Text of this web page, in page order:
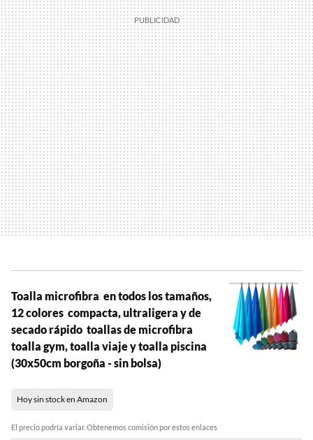
Toalla microfibra  en todos los tamaños,
12 colores  compacta, ultraligera y de
secado rápido  toallas de microfibra 
toalla gym, toalla viaje y toalla piscina
(30x50cm borgoña - sin bolsa)
Hoy sin stock en Amazon
El precio podría variar. Obtenemos comisión por estos enlaces